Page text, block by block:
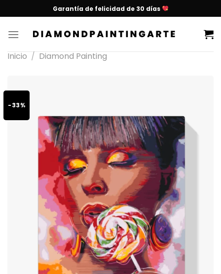
Garantía de felicidad de 30 días
Inicio / Diamond Painting
-33%